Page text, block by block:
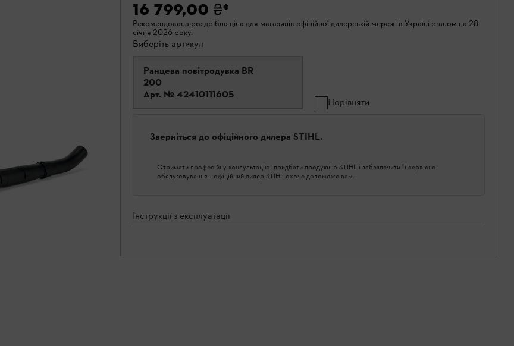
16 799,00 ₴*
Рекомендована роздрібна ціна для магазинів офіційної дилерській мережі в Україні станом на 28
січня 2026 року.
Виберіть артикул
Ранцева повітродувка BR
200
Арт. № 42410111605
Порівняти
Зверніться до офіційного дилера STIHL.
Отримати професійну консультацію, придбати продукцію STIHL і забезпечити її сервісне
обслуговування - офіційний дилер STIHL охоче допоможе вам.
Інструкції з експлуатації